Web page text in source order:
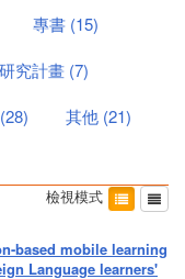
專書 (15)
究計畫 (7)
(28) 其他 (21)
檢視模式
based mobile learning
Language learners'